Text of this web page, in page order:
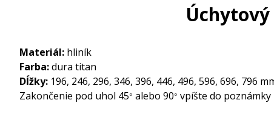
Materiál: hliník
Farba:dura titan
Dĺžky: 196, 246, 296, 346, 396, 446, 496, 596, 696, 796
Zakončenie pod uhol 45° alebo 90° vpíšte do poznámky